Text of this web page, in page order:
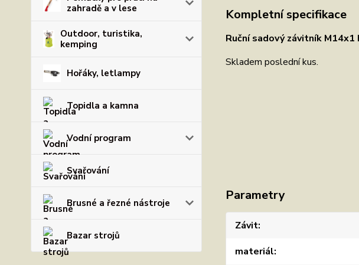
zahradě a v lese
Outdoor, turistika,
kemping
Hořáky, letlampy
Topidla a kamna
Vodní program
Svařování
Brusné a řezné nástroje
Bazar strojů
Kompletní specifikace
Ruční sadový závitník
Skladem poslední kus.
Parametry
Závit
materiál